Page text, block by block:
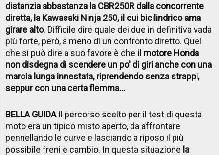
distanzia abbastanza la CBR250R dalla concorrente
diretta, la Kawasaki Ninja 250, il cui bicilindrico ama
girare alto. Difficile dire quale dei due in definitiva vada
più forte, però, a meno di un confronto diretto. Quel
che si può dire a suo favore è che il motore Honda
non disdegna di scendere un po' di giri anche con una
marcia lunga innestata, riprendendo senza strappi,
seppur con una certa flemma...
BELLA GUIDAIl percorso scelto per il test di questa
moto era un tipico misto aperto, da affrontare
pennellando le curve e lasciando a riposo il più
possibile freni e cambio. In questa situazione la